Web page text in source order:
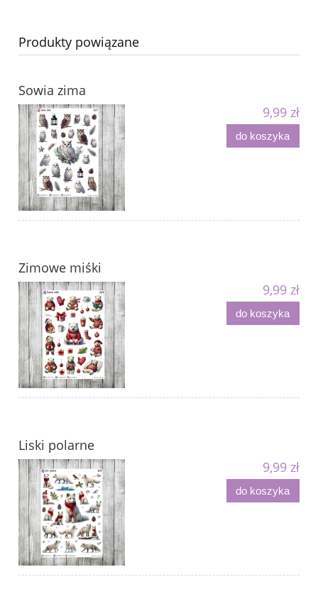
Produkty powiązane
Sowia zima
9,99 zł
do koszyka
Zimowe miśki
9,99 zł
do koszyka
Liski polarne
9,99 zł
do koszyka